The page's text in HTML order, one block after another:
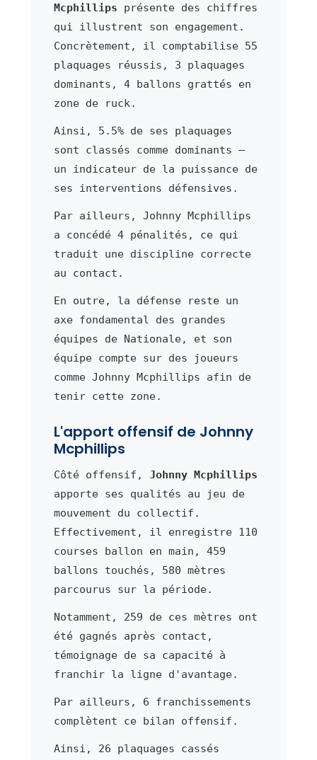
Mcphillips présente des chiffres
qui illustrent son engagement.
Concrètement, il comptabilise 55
plaquages réussis, 3 plaquages
dominants, 4 ballons grattés en
zone de ruck.
Ainsi, 5.5% de ses plaquages
sont classés comme dominants —
un indicateur de la puissance de
ses interventions défensives.
Par ailleurs, Johnny Mcphillips
a concédé 4 pénalités, ce qui
traduit une discipline correcte
au contact.
En outre, la défense reste un
axe fondamental des grandes
équipes de Nationale, et son
équipe compte sur des joueurs
comme Johnny Mcphillips afin de
tenir cette zone.
L'apport offensif de Johnny
Mcphillips
Côté offensif, Johnny Mcphillips
apporte ses qualités au jeu de
mouvement du collectif.
Effectivement, il enregistre 110
courses ballon en main, 459
ballons touchés, 580 mètres
parcourus sur la période.
Notamment, 259 de ces mètres ont
été gagnés après contact,
témoignage de sa capacité à
franchir la ligne d'avantage.
Par ailleurs, 6 franchissements
complètent ce bilan offensif.
Ainsi, 26 plaquages cassés